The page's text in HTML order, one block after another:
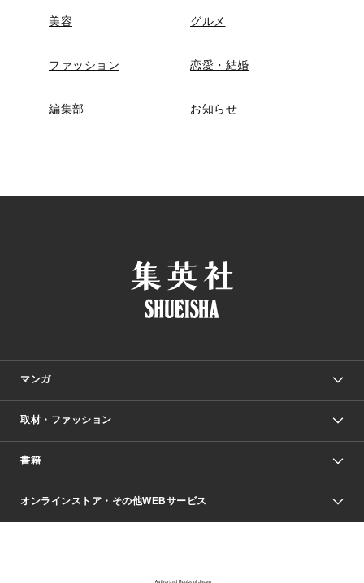
美容 グルメ
ファッション 恋愛・結婚
編集部 お知らせ
マンガ
少年マンガ
Vジャンプ
週刊ヤングジャンプ
少女マンガ
取材・ファッション
Seventeen
芸能・情報・スポーツ
書籍
文芸・文庫・総合
オンラインストア・その他WEBサービス